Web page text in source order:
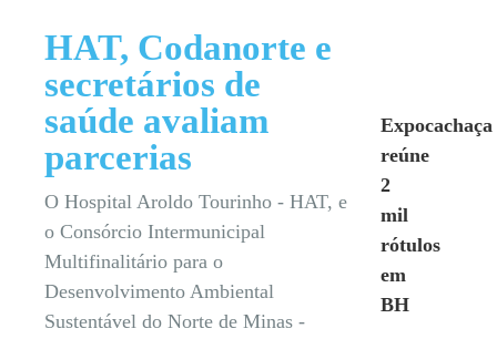
HAT, Codanorte e
secretários de
saúde avaliam
parcerias
O Hospital Aroldo Tourinho - HAT, e
o Consórcio Intermunicipal
Multifinalitário para o
Desenvolvimento Ambiental
Sustentável do Norte de Minas -
Expocachaça
reúne
2
mil
rótulos
em
BH